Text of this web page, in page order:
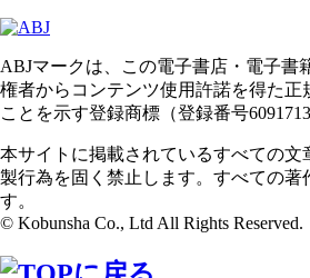
ABJマークは、この電子書店・電子書
権者からコンテンツ使用許諾を得た正
ことを示す登録商標（登録番号
本サイトに掲載されているすべての文
製行為を固く禁止します。すべての著
す。
© Kobunsha Co., Ltd All Rights Reserved.